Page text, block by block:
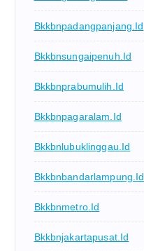
Bkkbnpadangpanjang.id
Bkkbnsungaipenuh.id
Bkkbnprabumulih.id
Bkkbnpagaralam.id
Bkkbnlubuklinggau.id
Bkkbnbandarlampung.id
Bkkbnmetro.id
Bkkbnjakartapusat.id